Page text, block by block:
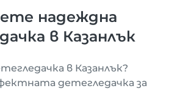
надеждна
в Казанлък
в Казанлък?
детегледачка за